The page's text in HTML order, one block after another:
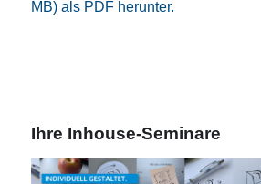
MB) als PDF herunter.
Ihre Inhouse-Seminare